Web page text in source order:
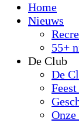
Home
Nieuws
55+
De Club
De